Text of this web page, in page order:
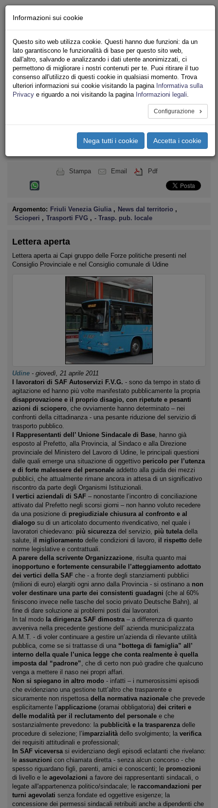
Iscriviti
Ricerca
Area Stampa
Privacy
TRASPORTI
navigation
Toggle
Stampa Email Pdf
Argomento: Friuli Venezia Giulia , News dal territorio ,
Scioperi , Trasporti FVG , - Trasp. pub. locale
Lettera aperta
Lettera aperta ai Capi gruppo delle Forze politiche presenti nel
Consiglio Provinciale e nel Consiglio comunale di Udine
Udine - giovedì, 21 aprile 2011
I lavoratori di SAF Autoservizi F.V.G. ‐ sono da tempo in stato di
agitazione ed hanno più volte manifestato pubblicamente la propria
disapprovazione e il proprio disagio, con ripetute e pesanti
azioni di sciopero, che ovviamente hanno determinato – nei
confronti della cittadinanza ‐ una pesante riduzione del servizio di
trasporto pubblico.
I Rappresentanti dell’ Unione Sindacale di Base, hanno già
esposto al Prefetto, alla Provincia, al Sindaco e alla Direzione
provinciale del Ministero del Lavoro di Udine, le principali questioni
dalle quali emerge una situazione di oggettivo pericolo per l’utenza
e di forte malessere del personale addetto alla guida dei mezzi
pubblici, che attualmente rimane ancora in attesa di un significativo
riscontro da parte degli Organismi Istituzionali.
I vertici aziendali di SAF – nonostante l’incontro di conciliazione
attivato dal Prefetto negli scorsi giorni – non hanno voluto recedere
da una posizione di pregiudiziale chiusura al confronto e al
dialogo su di un articolato documento rivendicativo, nel quale i
lavoratori chiedevano: più sicurezzadel servizio, più tuteladella
salute, il miglioramento delle condizioni di lavoro, il rispetto delle
norme legislative e contrattuali.
A parere della scrivente Organizzazione, risulta quanto mai
inopportuno e fortemente censurabile l’atteggiamento adottato
dei vertici della SAF che ‐ a fronte degli stanziamenti pubblici
(milioni di euro) elargiti ogni anno dalla Provincia ‐ si ostinano a non
voler destinare una parte dei consistenti guadagni (che al 60%
finiscono invece nelle tasche del socio privato Deutsche Bahn), al
fine di dare soluzione ai problemi posti dai lavoratori.
In tal modo la dirigenza SAF dimostra– a differenza di quanto
avveniva nella precedente gestione dell’ azienda municipalizzata
A.M.T. ‐ di voler continuare a gestire un’azienda di rilevante utilità
pubblica, come se si trattasse di una “bottega di famiglia” all’
interno della quale l’unica legge che conta realmente è quella
imposta dal “padrone”, che di certo non può gradire che qualcuno
venga a mettere il naso nei propri affari.
Non si spiegano in altro modo ‐ infatti – i numerosissimi episodi
che evidenziano una gestione tutt’altro che trasparente e
sicuramente non rispettosa della normativa nazionale che prevede
esplicitamente l’applicazione (oramai obbligatoria) dei criteri e
delle modalità per il reclutamento del personale e che
sostanzialmente prevedono: la pubblicità e la trasparenzadelle
procedure di selezione; l’imparzialitàdello svolgimento; la verifica
dei requisiti attitudinali e professionali;
In SAF viceversasi evidenziano degli episodi eclatanti che rivelano:
le assunzioni con chiamata diretta ‐ senza alcun concorso ‐ che
spesso riguardano figli, parenti, amici e conoscenti; le promozioni
di livello e le agevolazioni a favore dei rappresentanti sindacali, o
legate all'appartenenza politico/sindacale; le raccomandazioni per
turni agevolati senza fondate ed oggettive esigenze; la
concessione dei permessi sindacali retribuiti anche a dipendenti che
Informazioni sui cookie
Questo sito web utilizza cookie. Questi hanno due funzioni: da un
lato garantiscono le funzionalità di base per questo sito web,
dall'altro, salvando e analizzando i dati utente anonimizzati, ci
permettono di migliorare i nostri contenuti per te. Puoi ritirare il tuo
consenso all'utilizzo di questi cookie in qualsiasi momento. Trova
ulteriori informazioni sui cookie visitando la pagina Informativa sulla
Privacy e riguardo a noi visitando la pagina Informazioni legali.
Configurazione
Nega tutti i cookie Accetta i cookie